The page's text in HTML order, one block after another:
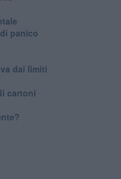
panico
dai limiti
cartoni